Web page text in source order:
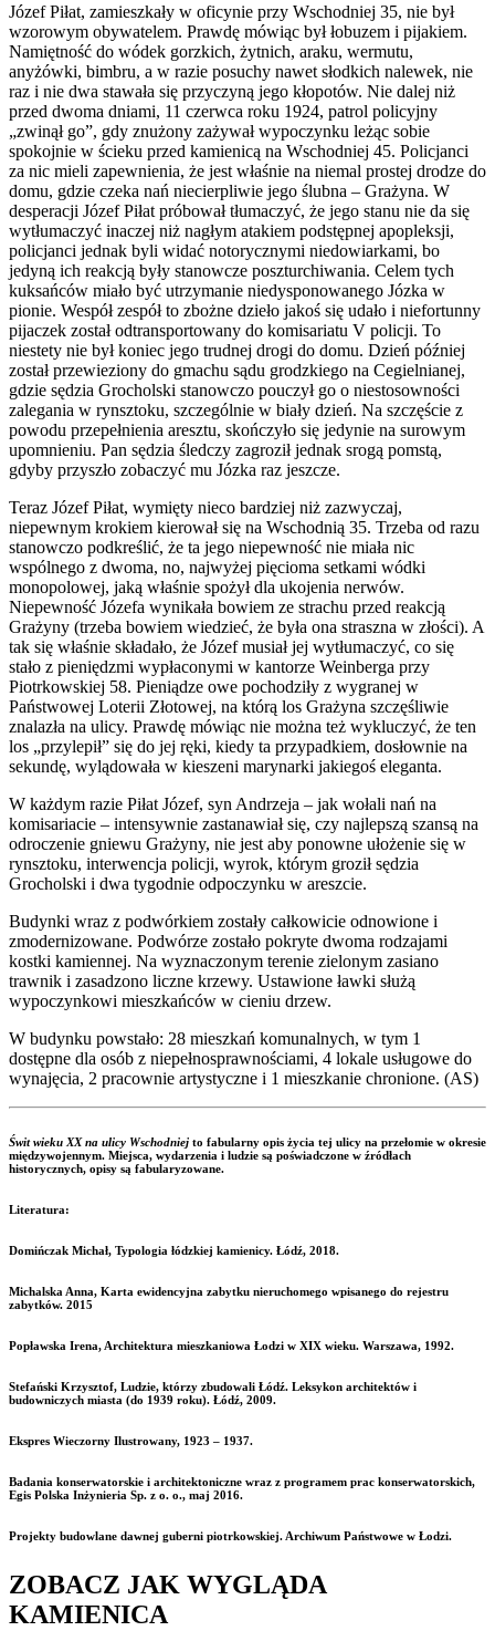
Józef Piłat, zamieszkały w oficynie przy Wschodniej 35, nie był
wzorowym obywatelem. Prawdę mówiąc był łobuzem i pijakiem.
Namiętność do wódek gorzkich, żytnich, araku, wermutu,
anyżówki, bimbru, a w razie posuchy nawet słodkich nalewek, nie
raz i nie dwa stawała się przyczyną jego kłopotów. Nie dalej niż
przed dwoma dniami, 11 czerwca roku 1924, patrol policyjny
„zwinął go”, gdy znużony zażywał wypoczynku leżąc sobie
spokojnie w ścieku przed kamienicą na Wschodniej 45. Policjanci
za nic mieli zapewnienia, że jest właśnie na niemal prostej drodze do
domu, gdzie czeka nań niecierpliwie jego ślubna – Grażyna. W
desperacji Józef Piłat próbował tłumaczyć, że jego stanu nie da się
wytłumaczyć inaczej niż nagłym atakiem podstępnej apopleksji,
policjanci jednak byli widać notorycznymi niedowiarkami, bo
jedyną ich reakcją były stanowcze poszturchiwania. Celem tych
kuksańców miało być utrzymanie niedysponowanego Józka w
pionie. Wespół zespół to zbożne dzieło jakoś się udało i niefortunny
pijaczek został odtransportowany do komisariatu V policji. To
niestety nie był koniec jego trudnej drogi do domu. Dzień później
został przewieziony do gmachu sądu grodzkiego na Cegielnianej,
gdzie sędzia Grocholski stanowczo pouczył go o niestosowności
zalegania w rynsztoku, szczególnie w biały dzień. Na szczęście z
powodu przepełnienia aresztu, skończyło się jedynie na surowym
upomnieniu. Pan sędzia śledczy zagroził jednak srogą pomstą,
gdyby przyszło zobaczyć mu Józka raz jeszcze.
Teraz Józef Piłat, wymięty nieco bardziej niż zazwyczaj,
niepewnym krokiem kierował się na Wschodnią 35. Trzeba od razu
stanowczo podkreślić, że ta jego niepewność nie miała nic
wspólnego z dwoma, no, najwyżej pięcioma setkami wódki
monopolowej, jaką właśnie spożył dla ukojenia nerwów.
Niepewność Józefa wynikała bowiem ze strachu przed reakcją
Grażyny (trzeba bowiem wiedzieć, że była ona straszna w złości). A
tak się właśnie składało, że Józef musiał jej wytłumaczyć, co się
stało z pieniędzmi wypłaconymi w kantorze Weinberga przy
Piotrkowskiej 58. Pieniądze owe pochodziły z wygranej w
Państwowej Loterii Złotowej, na którą los Grażyna szczęśliwie
znalazła na ulicy. Prawdę mówiąc nie można też wykluczyć, że ten
los „przylepił” się do jej ręki, kiedy ta przypadkiem, dosłownie na
sekundę, wylądowała w kieszeni marynarki jakiegoś eleganta.
W każdym razie Piłat Józef, syn Andrzeja – jak wołali nań na
komisariacie – intensywnie zastanawiał się, czy najlepszą szansą na
odroczenie gniewu Grażyny, nie jest aby ponowne ułożenie się w
rynsztoku, interwencja policji, wyrok, którym groził sędzia
Grocholski i dwa tygodnie odpoczynku w areszcie.
Budynki wraz z podwórkiem zostały całkowicie odnowione i
zmodernizowane. Podwórze zostało pokryte dwoma rodzajami
kostki kamiennej. Na wyznaczonym terenie zielonym zasiano
trawnik i zasadzono liczne krzewy. Ustawione ławki służą
wypoczynkowi mieszkańców w cieniu drzew.
W budynku powstało: 28 mieszkań komunalnych, w tym 1
dostępne dla osób z niepełnosprawnościami, 4 lokale usługowe do
wynajęcia, 2 pracownie artystyczne i 1 mieszkanie chronione. (AS)
Świt wieku XX na ulicy Wschodniej to fabularny opis życia tej ulicy na przełomie w okresie
międzywojennym. Miejsca, wydarzenia i ludzie są poświadczone w źródłach
historycznych, opisy są fabularyzowane.
Literatura:
Domińczak Michał, Typologia łódzkiej kamienicy. Łódź, 2018.
Michalska Anna, Karta ewidencyjna zabytku nieruchomego wpisanego do rejestru
zabytków. 2015
Popławska Irena, Architektura mieszkaniowa Łodzi w XIX wieku. Warszawa, 1992.
Stefański Krzysztof, Ludzie, którzy zbudowali Łódź. Leksykon architektów i
budowniczych miasta (do 1939 roku). Łódź, 2009.
Ekspres Wieczorny Ilustrowany, 1923 – 1937.
Badania konserwatorskie i architektoniczne wraz z programem prac konserwatorskich,
Egis Polska Inżynieria Sp. z o. o., maj 2016.
Projekty budowlane dawnej guberni piotrkowskiej. Archiwum Państwowe w Łodzi.
ZOBACZ JAK WYGLĄDA
KAMIENICA